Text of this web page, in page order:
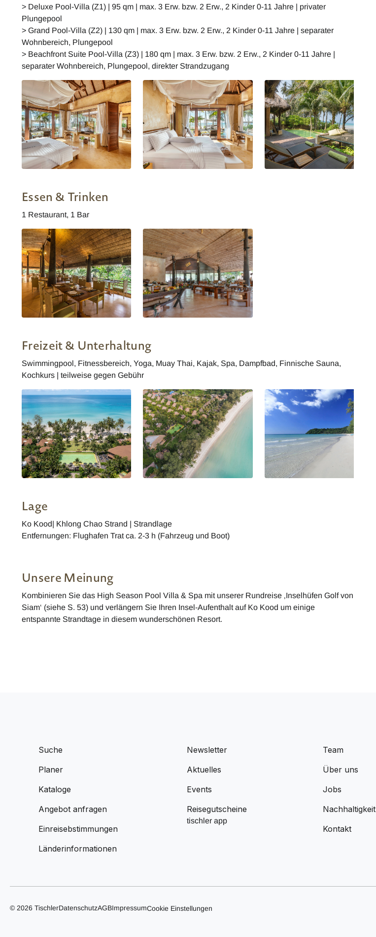
> Deluxe Pool-Villa (Z1) | 95 qm | max. 3 Erw. bzw. 2 Erw., 2 Kinder 0-11 Jahre | privater
Plungepool
> Grand Pool-Villa (Z2) | 130 qm | max. 3 Erw. bzw. 2 Erw., 2 Kinder 0-11 Jahre | separater
Wohnbereich, Plungepool
> Beachfront Suite Pool-Villa (Z3) | 180 qm | max. 3 Erw. bzw. 2 Erw., 2 Kinder 0-11 Jahre |
separater Wohnbereich, Plungepool, direkter Strandzugang
Essen & Trinken
1 Restaurant, 1 Bar
Freizeit & Unterhaltung
Swimmingpool, Fitnessbereich, Yoga, Muay Thai, Kajak, Spa, Dampfbad, Finnische Sauna,
Kochkurs | teilweise gegen Gebühr
Lage
Ko Kood| Khlong Chao Strand | Strandlage
Entfernungen: Flughafen Trat ca. 2-3 h (Fahrzeug und Boot)
Unsere Meinung
Kombinieren Sie das High Season Pool Villa & Spa mit unserer Rundreise ‚Inselhüfen Golf von
Siam‘ (siehe S. 53) und verlängern Sie Ihren Insel-Aufenthalt auf Ko Kood um einige
entspannte Strandtage in diesem wunderschönen Resort.
Suche
Planer
Kataloge
Angebot anfragen
Einreisebstimmungen
Länderinformationen
Newsletter
Aktuelles
Events
Reisegutscheine
tischler app
Team
Über uns
Jobs
Nachhaltigkeit
Kontakt
© 2026 TischlerDatenschutzAGBImpressumCookie Einstellungen